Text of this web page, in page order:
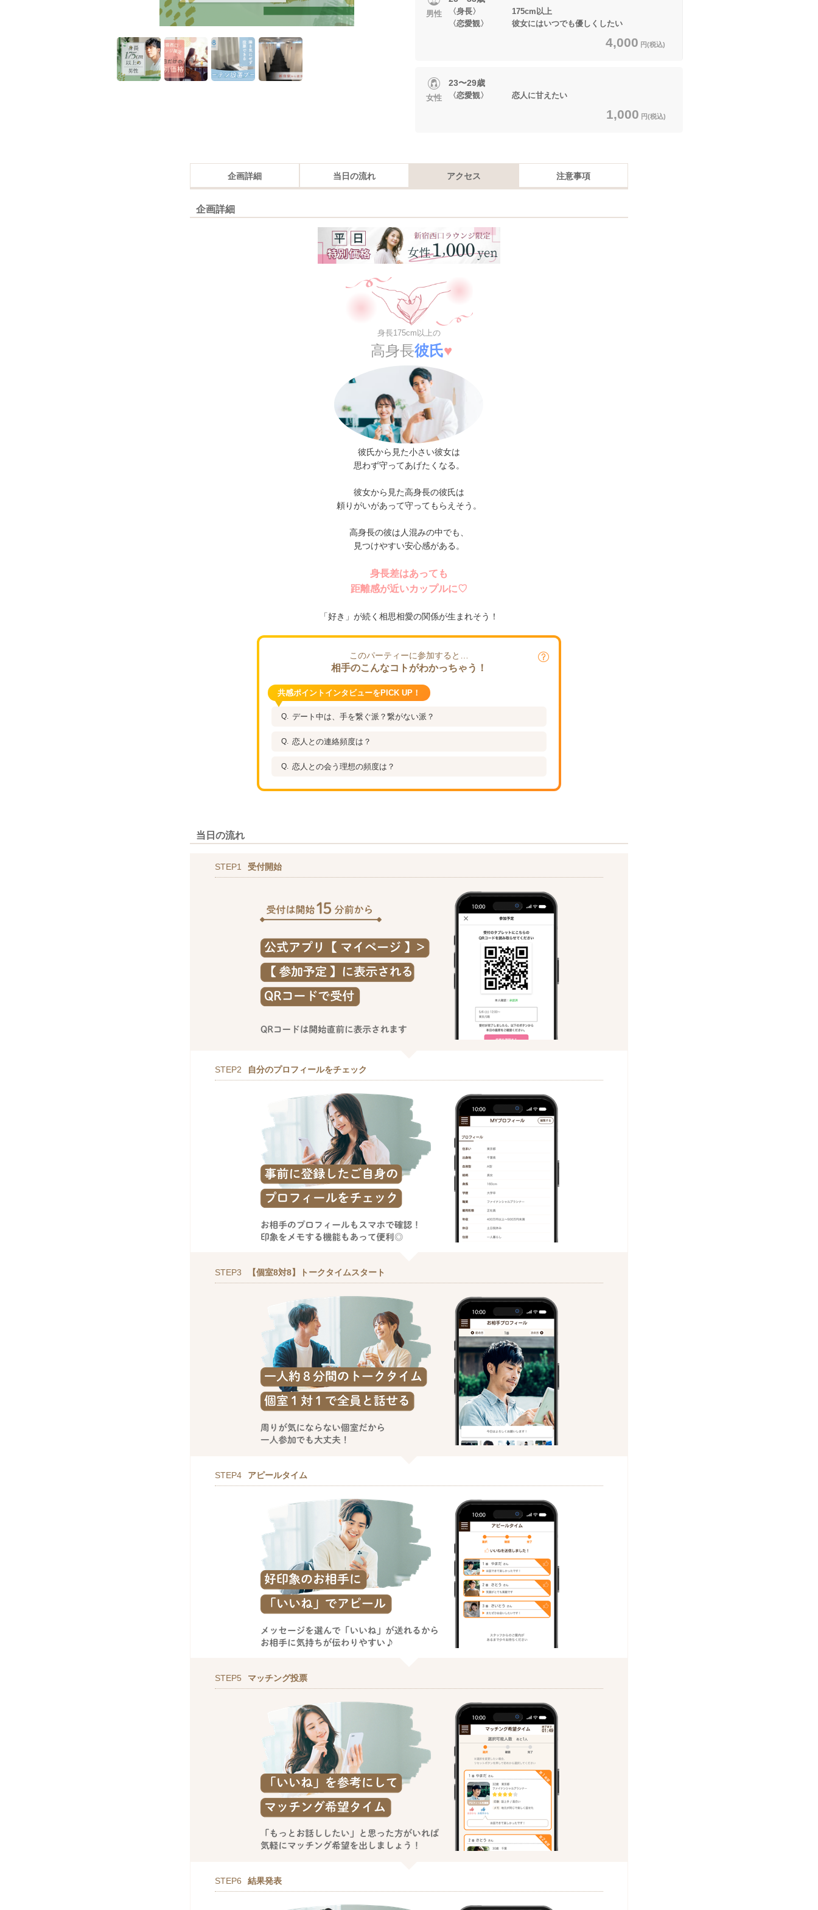
男性
〈身長〉 175cm以上
〈恋愛観〉 彼女にはいつでも優しくしたい
4,000 円(税込)
女性
23〜29歳
〈恋愛観〉 恋人に甘えたい
1,000 円(税込)
企画詳細 当日の流れ アクセス 注意事項
企画詳細
身長175cm以上の
高身長彼氏♥
彼氏から見た小さい彼女は
思わず守ってあげたくなる。
彼女から見た高身長の彼氏は
頼りがいがあって守ってもらえそう。
高身長の彼は 人混みの中でも、
見つけやすい安心感がある。
身長差はあっても
距離感が近いカップルに♡
「好き」が続く相思相愛の関係が生まれそう！
このパーティーに参加すると…
相手のこんなコトがわかっちゃう！
共感ポイントインタビューをPICK UP！
デート中は、手を繋ぐ派？繋がない派？
恋人との連絡頻度は？
恋人との会う理想の頻度は？
当日の流れ
STEP1 受付開始
STEP2 自分のプロフィールをチェック
STEP3 【個室8対8】トークタイムスタート
STEP4 アピールタイム
STEP5 マッチング投票
STEP6 結果発表